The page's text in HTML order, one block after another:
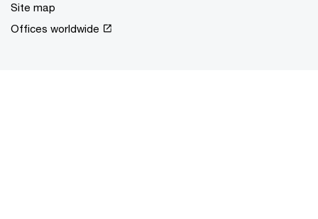
Site map
Offices worldwide